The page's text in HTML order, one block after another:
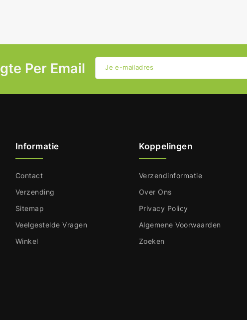
Per Email Je e-mailadres
Informatie
Contact
Verzending
Sitemap
Veelgestelde Vragen
Winkel
Koppelingen
Verzendinformatie
Over Ons
Privacy Policy
Algemene Voorwaarden
Zoeken